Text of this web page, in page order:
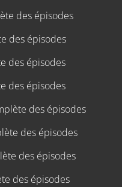
des épisodes
des épisodes
des épisodes
des épisodes
des épisodes
des épisodes
des épisodes
des épisodes